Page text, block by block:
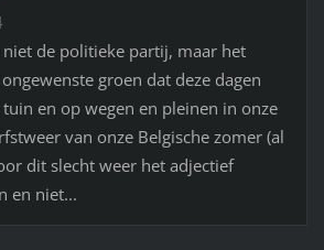
niet de politieke partij, maar het
groen dat deze dagen
en op wegen en pleinen in onze
van onze Belgische zomer (al
dit slecht weer het adjectief
en niet...